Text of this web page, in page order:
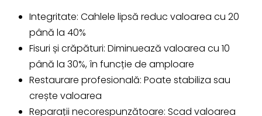
Integritate: Cahlele lipsă reduc valoarea cu 20
până la 40%
Fisuri și crăpături: Diminuează valoarea cu 10
până la 30%, în funcție de amploare
Restaurare profesională: Poate stabiliza sau
crește valoarea
Reparații necorespunzătoare: Scad valoarea